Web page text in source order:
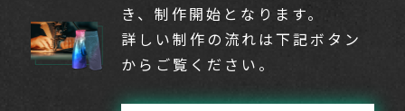
き、制作開始となります。
詳しい制作の流れは下記ボタン
からご覧ください。